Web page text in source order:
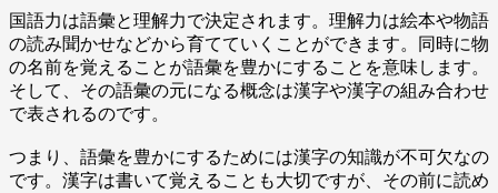
国語力は語彙と理解力で決定されます。理解力は絵本や物語
の読み聞かせなどから育てていくことができます。同時に物
の名前を覚えることが語彙を豊かにすることを意味します。
そして、その語彙の元になる概念は漢字や漢字の組み合わせ
で表されるのです。
つまり、語彙を豊かにするためには漢字の知識が不可欠なの
です。漢字は書いて覚えることも大切ですが、その前に読め